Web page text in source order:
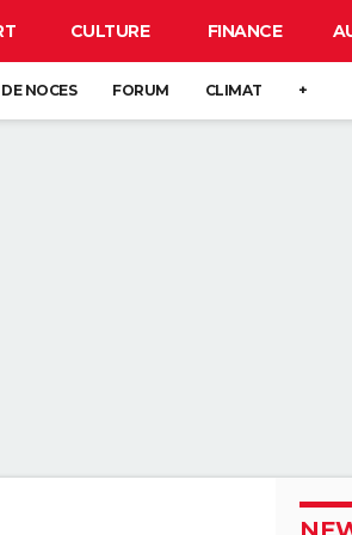
CULTURE FINANCE
NOCES FORUM CLIMAT +